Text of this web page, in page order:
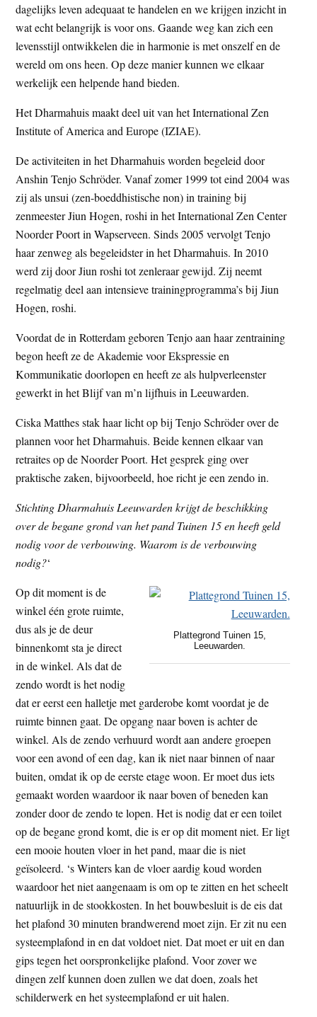
dagelijks leven adequaat te handelen en we krijgen inzicht in
wat echt belangrijk is voor ons. Gaande weg kan zich een
levensstijl ontwikkelen die in harmonie is met onszelf en de
wereld om ons heen. Op deze manier kunnen we elkaar
werkelijk een helpende hand bieden.
Het Dharmahuis maakt deel uit van het International Zen
Institute of America and Europe (IZIAE).
De activiteiten in het Dharmahuis worden begeleid door
Anshin Tenjo Schröder. Vanaf zomer 1999 tot eind 2004 was
zij als unsui (zen-boeddhistische non) in training bij
zenmeester Jiun Hogen, roshi in het International Zen Center
Noorder Poort in Wapserveen. Sinds 2005 vervolgt Tenjo
haar zenweg als begeleidster in het Dharmahuis. In 2010
werd zij door Jiun roshi tot zenleraar gewijd. Zij neemt
regelmatig deel aan intensieve trainingprogramma’s bij Jiun
Hogen, roshi.
Voordat de in Rotterdam geboren Tenjo aan haar zentraining
begon heeft ze de Akademie voor Ekspressie en
Kommunikatie doorlopen en heeft ze als hulpverleenster
gewerkt in het Blijf van m’n lijfhuis in Leeuwarden.
Ciska Matthes stak haar licht op bij Tenjo Schröder over de
plannen voor het Dharmahuis. Beide kennen elkaar van
retraites op de Noorder Poort. Het gesprek ging over
praktische zaken, bijvoorbeeld, hoe richt je een zendo in.
Stichting Dharmahuis Leeuwarden krijgt de beschikking
over de begane grond van het pand Tuinen 15 en heeft geld
nodig voor de verbouwing. Waarom is de verbouwing
nodig?‘
Plattegrond Tuinen 15,
Leeuwarden.
Op dit moment is de
winkel één grote ruimte,
dus als je de deur
binnenkomt sta je direct
in de winkel. Als dat de
zendo wordt is het nodig
dat er eerst een halletje met garderobe komt voordat je de
ruimte binnen gaat. De opgang naar boven is achter de
winkel. Als de zendo verhuurd wordt aan andere groepen
voor een avond of een dag, kan ik niet naar binnen of naar
buiten, omdat ik op de eerste etage woon. Er moet dus iets
gemaakt worden waardoor ik naar boven of beneden kan
zonder door de zendo te lopen. Het is nodig dat er een toilet
op de begane grond komt, die is er op dit moment niet. Er ligt
een mooie houten vloer in het pand, maar die is niet
geïsoleerd. ‘s Winters kan de vloer aardig koud worden
waardoor het niet aangenaam is om op te zitten en het scheelt
natuurlijk in de stookkosten. In het bouwbesluit is de eis dat
het plafond 30 minuten brandwerend moet zijn. Er zit nu een
systeemplafond in en dat voldoet niet. Dat moet er uit en dan
gips tegen het oorspronkelijke plafond. Voor zover we
dingen zelf kunnen doen zullen we dat doen, zoals het
schilderwerk en het systeemplafond er uit halen.